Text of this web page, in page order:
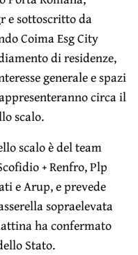
e sottoscritto da
Coima Esg City
di residenze,
generale e spazi
circa il
scalo.
scalo è del team
+ Renfro, Plp
e Arup, e prevede
sopraelevata
ha confermato
Stato.